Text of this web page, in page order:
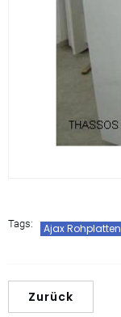
Tags: Ajax Rohplatten
Zurück